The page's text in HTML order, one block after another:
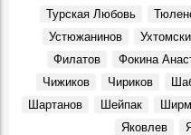
Турская Любовь
Устюжанинов
Филатов
Фокина
Чижиков
Чириков
Шартанов
Шейпак
Яковлев